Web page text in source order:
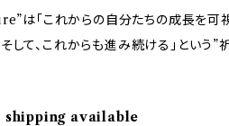
は「これからの自分たちの成長を可
して、これからも進み続ける」という”
available